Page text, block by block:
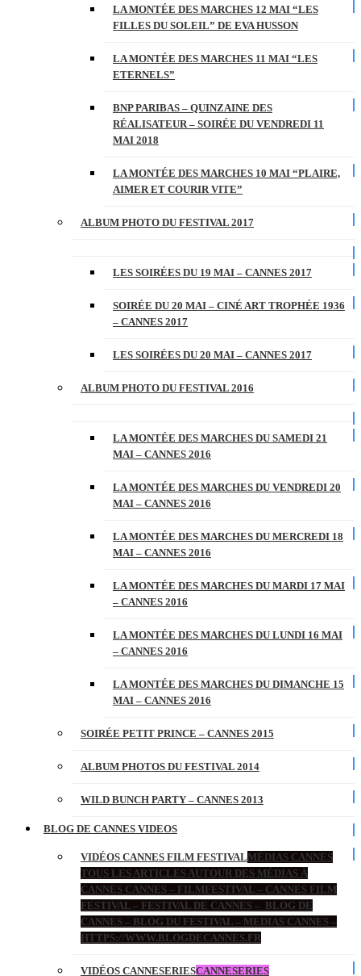
LA MONTÉE DES MARCHES 12 MAI “LES
FILLES DU SOLEIL” DE EVA HUSSON
LA MONTÉE DES MARCHES 11 MAI “LES
ETERNELS”
BNP PARIBAS – QUINZAINE DES
RÉALISATEUR – SOIRÉE DU VENDREDI 11
MAI 2018
LA MONTÉE DES MARCHES 10 MAI “PLAIRE,
AIMER ET COURIR VITE”
ALBUM PHOTO DU FESTIVAL 2017
LES SOIRÉES DU 19 MAI – CANNES 2017
SOIRÉE DU 20 MAI – CINÉ ART TROPHÉE 1936
– CANNES 2017
LES SOIRÉES DU 20 MAI – CANNES 2017
ALBUM PHOTO DU FESTIVAL 2016
LA MONTÉE DES MARCHES DU SAMEDI 21
MAI – CANNES 2016
LA MONTÉE DES MARCHES DU VENDREDI 20
MAI – CANNES 2016
LA MONTÉE DES MARCHES DU MERCREDI 18
MAI – CANNES 2016
LA MONTÉE DES MARCHES DU MARDI 17 MAI
– CANNES 2016
LA MONTÉE DES MARCHES DU LUNDI 16 MAI
– CANNES 2016
LA MONTÉE DES MARCHES DU DIMANCHE 15
MAI – CANNES 2016
SOIRÉE PETIT PRINCE – CANNES 2015
ALBUM PHOTOS DU FESTIVAL 2014
WILD BUNCH PARTY – CANNES 2013
BLOG DE CANNES VIDEOS
VIDÉOS CANNES FILM FESTIVALMÉDIAS CANNES
TOUS LES ARTICLES AUTOUR DES MÉDIAS À
CANNES CANNES – FILMFESTIVAL – CANNES FILM
FESTIVAL – FESTIVAL DE CANNES – BLOG DE
CANNES – BLOG DU FESTIVAL – MEDIAS CANNES –
HTTPS://WWW.BLOGDECANNES.FR
VIDÉOS CANNESERIESCANNESERIES